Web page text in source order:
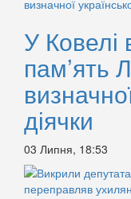
У
пам’ять
діячки
03 Липня, 18:53